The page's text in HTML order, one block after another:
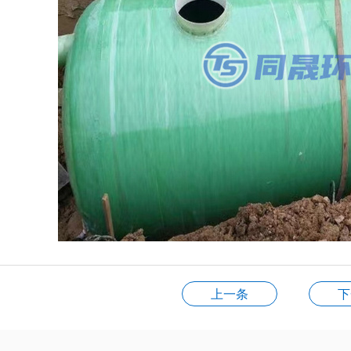
上一条